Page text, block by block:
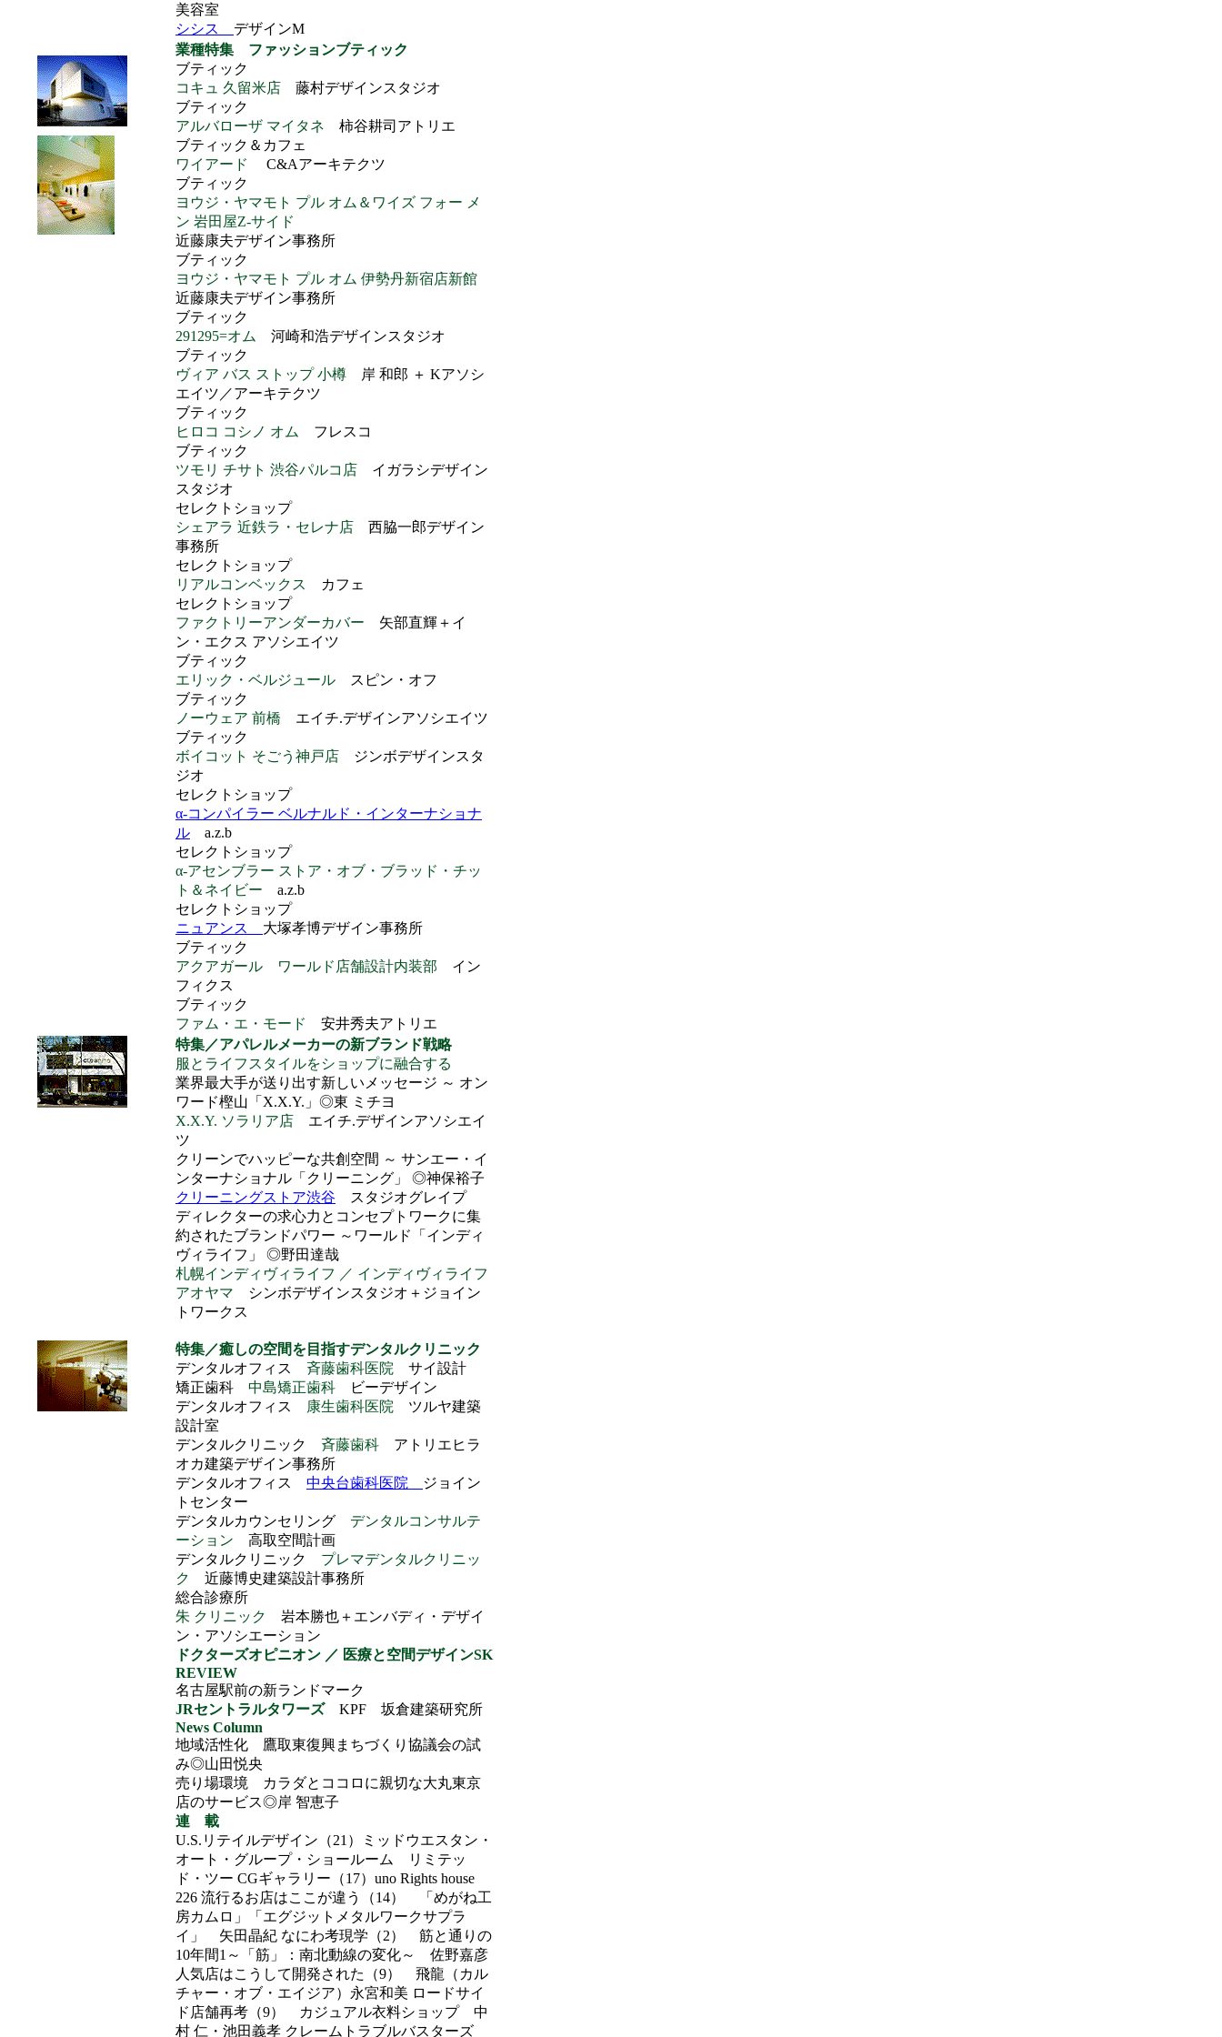
美容室
シシス デザインM
業種特集 ファッションブティック
ブティック
コキュ 久留米店 藤村デザインスタジオ
ブティック
アルバローザ マイタネ 柿谷耕司アトリエ
ブティック＆カフェ
ワイアード C&Aアーキテクツ
ブティック
ヨウジ・ヤマモト プル オム＆ワイズ フォー メ
ン 岩田屋Z-サイド
近藤康夫デザイン事務所
ブティック
ヨウジ・ヤマモト プル オム 伊勢丹新宿店新館
近藤康夫デザイン事務所
ブティック
291295=オム 河崎和浩デザインスタジオ
ブティック
ヴィア バス ストップ 小樽
岸 和郎 ＋ Kアソシ
エイツ／アーキテクツ
ブティック
ヒロコ コシノ オム フレスコ
ブティック
ツモリ チサト 渋谷パルコ店 イガラシデザイン
スタジオ
セレクトショップ
シェアラ 近鉄ラ・セレナ店 西脇一郎デザイン
事務所
セレクトショップ
リアルコンベックス
カフェ
セレクトショップ
ファクトリーアンダーカバー 矢部直輝＋イ
ン・エクス アソシエイツ
ブティック
エリック・ベルジュール
スピン・オフ
ブティック
ノーウェア 前橋 エイチ.デザインアソシエイツ
ブティック
ボイコット そごう神戸店
ジンボデザインスタ
ジオ
セレクトショップ
α-コンパイラー ベルナルド・インターナショナ
ル a.z.b
セレクトショップ
α-アセンブラー ストア・オブ・ブラッド・チッ
ト＆ネイビー a.z.b
セレクトショップ
ニュアンス 大塚孝博デザイン事務所
ブティック
アクアガール ワールド店舗設計内装部 イン
フィクス
ブティック
ファム・エ・モード 安井秀夫アトリエ
特集／アパレルメーカーの新ブランド戦略
服とライフスタイルをショップに融合する
業界最大手が送り出す新しいメッセージ ～ オン
ワード樫山「X.X.Y.」◎東 ミチヨ
X.X.Y. ソラリア店 エイチ.デザインアソシエイ
ツ
クリーンでハッピーな共創空間 ～ サンエー・イ
ンターナショナル「クリーニング」 ◎神保裕子
クリーニングストア渋谷
スタジオグレイプ
ディレクターの求心力とコンセプトワークに集
約されたブランドパワー ～ワールド「インディ
ヴィライフ」 ◎野田達哉
札幌インディヴィライフ ／ インディヴィライフ
アオヤマ シンボデザインスタジオ＋ジョイン
トワークス
特集／癒しの空間を目指すデンタルクリニック
デンタルオフィス 斉藤歯科医院 サイ設計
矯正歯科 中島矯正歯科 ビーデザイン
デンタルオフィス
康生歯科医院 ツルヤ建築
設計室
デンタルクリニック 斉藤歯科 アトリエヒラ
オカ建築デザイン事務所
デンタルオフィス 中央台歯科医院
ジョイン
トセンター
デンタルカウンセリング デンタルコンサルテ
ーション 高取空間計画
デンタルクリニック プレマデンタルクリニッ
ク 近藤博史建築設計事務所
総合診療所
朱 クリニック 岩本勝也＋エンバディ・デザイ
ン・アソシエーション
ドクターズオピニオン ／ 医療と空間デザインSK
REVIEW
名古屋駅前の新ランドマーク
JRセントラルタワーズ
KPF 坂倉建築研究所
News Column
地域活性化 鷹取東復興まちづくり協議会の試
み◎山田悦央
売り場環境 カラダとココロに親切な大丸東京
店のサービス◎岸 智恵子
連 載
U.S.リテイルデザイン（21）ミッドウエスタン・
オート・グループ・ショールーム リミテッ
ド・ツー CGギャラリー（17）uno Rights house
226 流行るお店はここが違う（14） 「めがね工
房カムロ」「エグジットメタルワークサプラ
イ」 矢田晶紀 なにわ考現学（2） 筋と通りの
10年間1～「筋」：南北動線の変化～ 佐野嘉彦
人気店はこうして開発された（9） 飛龍（カル
チャー・オブ・エイジア）永宮和美 ロードサイ
ド店舗再考（9） カジュアル衣料ショップ 中
村 仁・池田義孝 クレームトラブルバスターズ